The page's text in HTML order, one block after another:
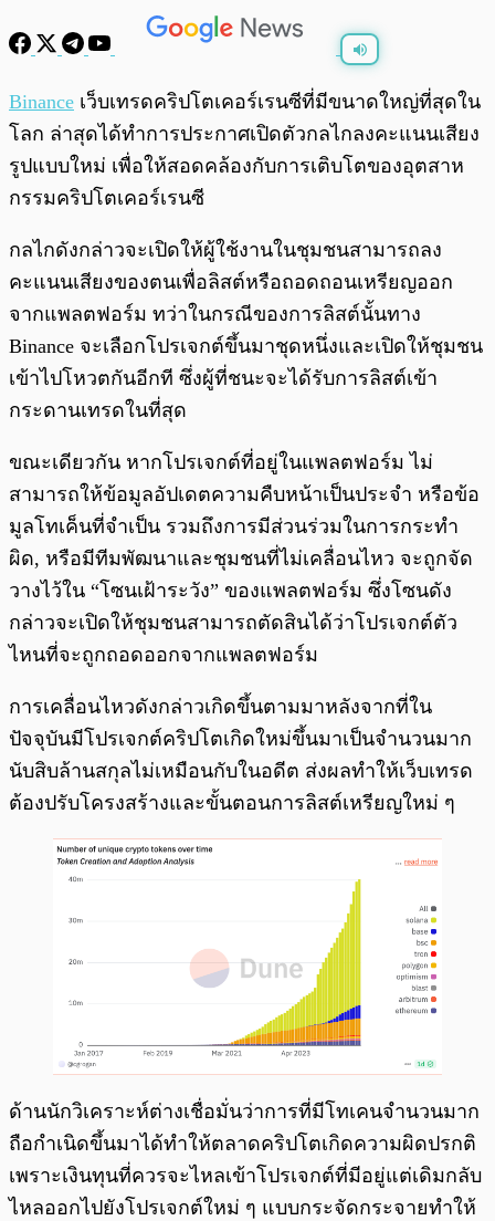
พร้อมเล่น 0:00 / 0:00
Binance เว็บเทรดคริปโตเคอร์เรนซีที่มีขนาดใหญ่ที่สุดใน
โลก ล่าสุดได้ทำการประกาศเปิดตัวกลไกลงคะแนนเสียง
รูปแบบใหม่ เพื่อให้สอดคล้องกับการเติบโตของอุตสาห
กรรมคริปโตเคอร์เรนซี
กลไกดังกล่าวจะเปิดให้ผู้ใช้งานในชุมชนสามารถลง
คะแนนเสียงของตนเพื่อลิสต์หรือถอดถอนเหรียญออก
จากแพลตฟอร์ม ทว่าในกรณีของการลิสต์นั้นทาง
Binance จะเลือกโปรเจกต์ขึ้นมาชุดหนึ่งและเปิดให้ชุมชน
เข้าไปโหวตกันอีกที ซึ่งผู้ที่ชนะจะได้รับการลิสต์เข้า
กระดานเทรดในที่สุด
ขณะเดียวกัน หากโปรเจกต์ที่อยู่ในแพลตฟอร์ม ไม่
สามารถให้ข้อมูลอัปเดตความคืบหน้าเป็นประจำ หรือข้อ
มูลโทเค็นที่จำเป็น รวมถึงการมีส่วนร่วมในการกระทำ
ผิด, หรือมีทีมพัฒนาและชุมชนที่ไม่เคลื่อนไหว จะถูกจัด
วางไว้ใน “โซนเฝ้าระวัง” ของแพลตฟอร์ม ซึ่งโซนดัง
กล่าวจะเปิดให้ชุมชนสามารถตัดสินได้ว่าโปรเจกต์ตัว
ไหนที่จะถูกถอดออกจากแพลตฟอร์ม
การเคลื่อนไหวดังกล่าวเกิดขึ้นตามมาหลังจากที่ใน
ปัจจุบันมีโปรเจกต์คริปโตเกิดใหม่ขึ้นมาเป็นจำนวนมาก
นับสิบล้านสกุลไม่เหมือนกับในอดีต ส่งผลทำให้เว็บเทรด
ต้องปรับโครงสร้างและขั้นตอนการลิสต์เหรียญใหม่ ๆ
ด้านนักวิเคราะห์ต่างเชื่อมั่นว่าการที่มีโทเคนจำนวนมาก
ถือกำเนิดขึ้นมาได้ทำให้ตลาดคริปโตเกิดความผิดปรกติ
เพราะเงินทุนที่ควรจะไหลเข้าโปรเจกต์ที่มีอยู่แต่เดิมกลับ
ไหลออกไปยังโปรเจกต์ใหม่ ๆ แบบกระจัดกระจายทำให้